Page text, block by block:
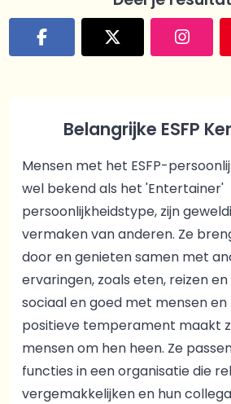
Belangrijke ESFP
Mensen met het ESFP-
wel bekend als het 'Entertainer'
persoonlijkheidstype, zijn
vermaken van anderen. Ze
door en genieten samen met
ervaringen, zoals eten, reizen en
sociaal en goed met mensen en
positieve temperament maakt
mensen om hen heen. Ze
functies in een organisatie die
vergemakkelijken en hun